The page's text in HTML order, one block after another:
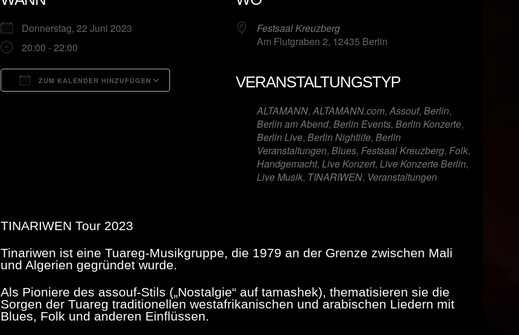
Donnerstag, 22 Juni 2023
20:00 - 22:00
ZUM KALENDER HINZUFÜGEN
Festsaal Kreuzberg
Am Flutgraben 2, 12435 Berlin
VERANSTALTUNGSTYP
ALTAMANN,ALTAMANN.com,Assouf, Berlin,
Berlin am Abend, Berlin Events, Berlin Konzerte,
Berlin Live, Berlin Nightlife, Berlin
Veranstaltungen, Blues, Festsaal Kreuzberg, Folk,
Handgemacht, Live Konzert, Live Konzerte Berlin,
Live Musik, TINARIWEN, Veranstaltungen
TINARIWEN Tour 2023
Tinariwen ist eine Tuareg-Musikgruppe, die 1979 an der Grenze zwischen Mali
und Algerien gegründet wurde.
Als Pioniere des assouf-Stils („Nostalgie“ auf tamashek), thematisieren sie die
Sorgen der Tuareg traditionellen westafrikanischen und arabischen Liedern mit
Blues, Folk und anderen Einflüssen.